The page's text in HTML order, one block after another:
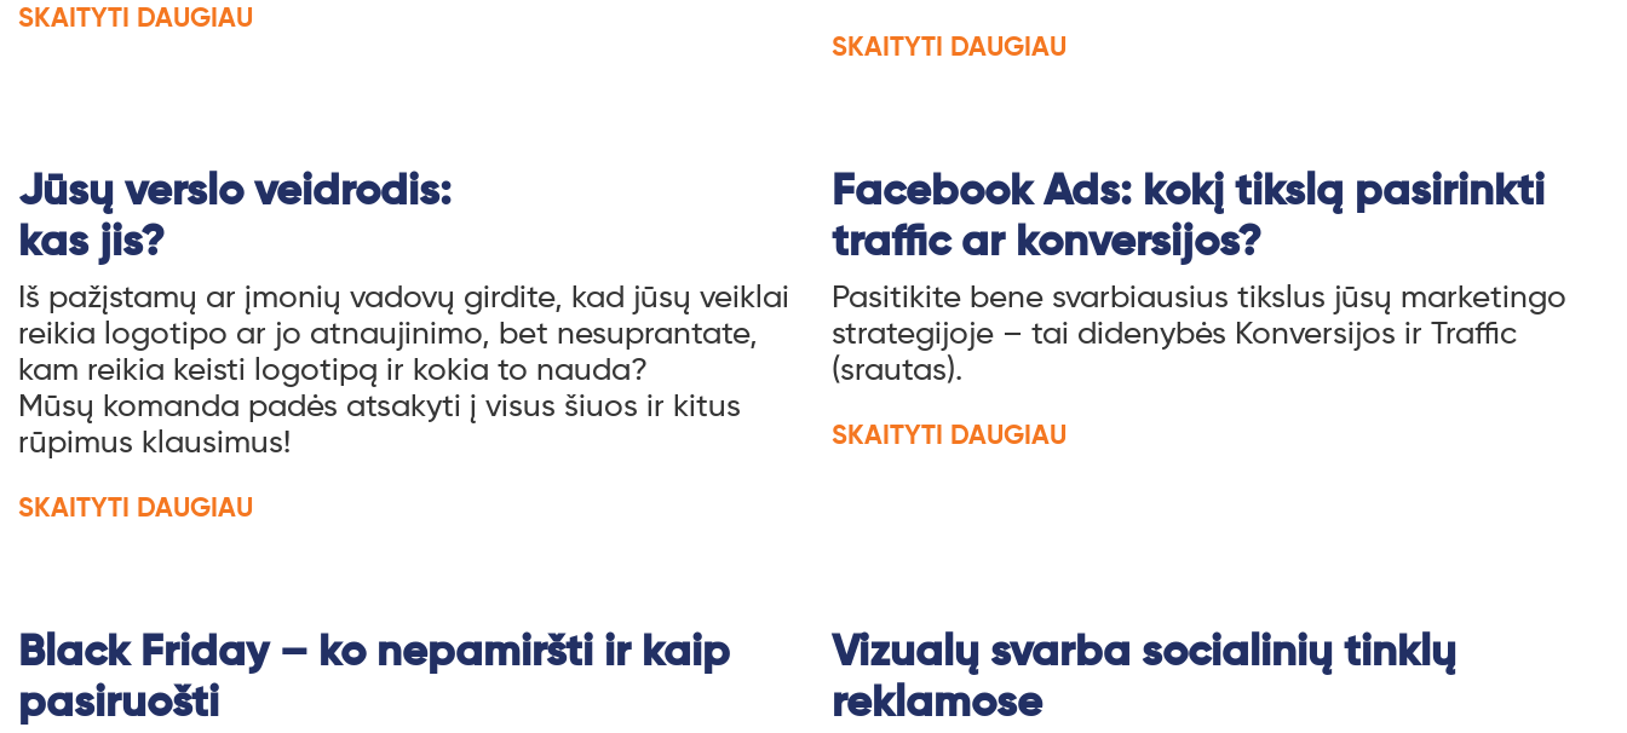
SKAITYTI DAUGIAU
SKAITYTI DAUGIAU
Jūsų verslo veidrodis:
kas jis?
Iš pažįstamų ar įmonių vadovų girdite, kad jūsų veiklai
reikia logotipo ar jo atnaujinimo, bet nesuprantate,
kam reikia keisti logotipą ir kokia to nauda?
Mūsų komanda padės atsakyti į visus šiuos ir kitus
rūpimus klausimus!
SKAITYTI DAUGIAU
Facebook Ads: kokį tikslą pasirinkti
traffic ar konversijos?
Pasitikite bene svarbiausius tikslus jūsų marketingo
strategijoje – tai didenybės Konversijos ir Traffic
(srautas).
SKAITYTI DAUGIAU
Black Friday – ko nepamiršti ir kaip
pasiruošti
Vizualų svarba socialinių tinklų
reklamose